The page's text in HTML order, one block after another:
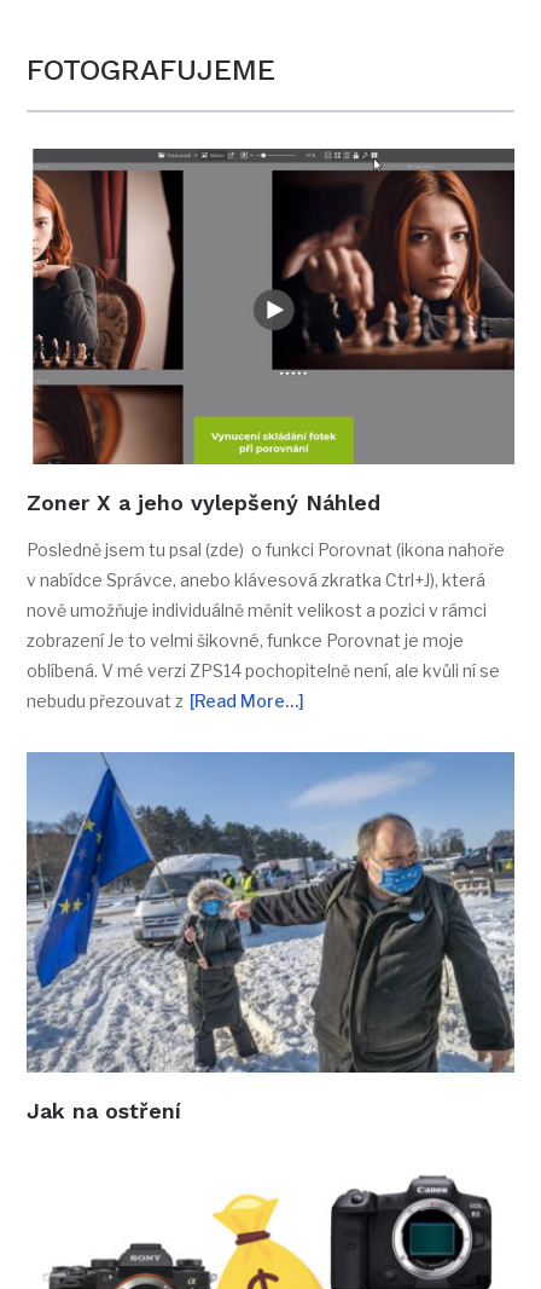
FOTOGRAFUJEME
Zoner X a jeho vylepšený Náhled
Posledně jsem tu psal (zde) o funkci Porovnat (ikona nahoře
v nabídce Správce, anebo klávesová zkratka Ctrl+J), která
nově umožňuje individuálně měnit velikost a pozici v rámci
zobrazení Je to velmi šikovné, funkce Porovnat je moje
oblíbená. V mé verzi ZPS14 pochopitelně není, ale kvůli ní se
nebudu přezouvat z [Read More…]
Jak na ostření